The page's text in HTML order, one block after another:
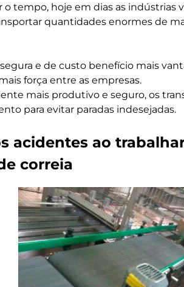
tempo, hoje em dias as indústrias
quantidades enormes de
e de custo benefício mais
força entre as empresas.
mais produtivo e seguro, os
para evitar paradas indesejadas.
acidentes ao
correia